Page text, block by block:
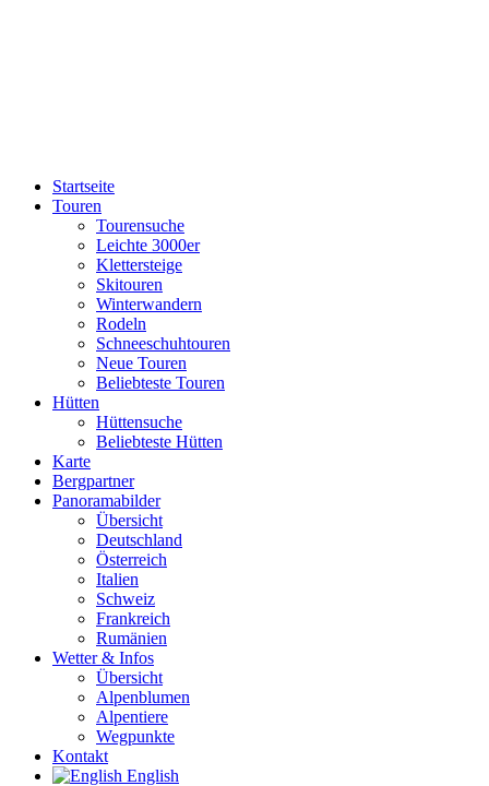
Startseite
Touren
Tourensuche
Leichte 3000er
Klettersteige
Skitouren
Winterwandern
Rodeln
Schneeschuhtouren
Neue Touren
Beliebteste Touren
Hütten
Hüttensuche
Beliebteste Hütten
Karte
Bergpartner
Panoramabilder
Übersicht
Deutschland
Österreich
Italien
Schweiz
Frankreich
Rumänien
Wetter & Infos
Übersicht
Alpenblumen
Alpentiere
Wegpunkte
Kontakt
English